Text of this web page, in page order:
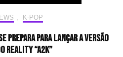
, K-POP
prepara para lançar a versão
reality “A2K”